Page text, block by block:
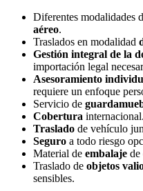
Diferentes modalidades
aéreo.
Traslados en modalidad
Gestión integral de la
importación legal
Asesoramiento
requiere un enfoque
Servicio de
Cobertura internacional.
Traslado de vehículo
Seguro a todo riesgo
Material de embalaje de
Traslado de objetos
sensibles.